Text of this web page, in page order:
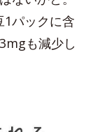
1パックに含
も減少し